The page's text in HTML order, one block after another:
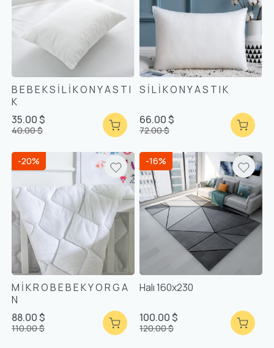
B E B E K S İ L İ K O N Y A S T I
K
35.00 $
40.00 $
S İ L İ K O N Y A S T I K
66.00 $
72.00 $
-20%
M İ K R O B E B E K Y O R G A
N
88.00 $
110.00 $
-16%
Halı 160x230
100.00 $
120.00 $